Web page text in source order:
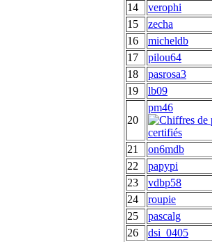
14
verophi
15
zecha
16
micheldb
17
pilou64
18
pasrosa3
19
lb09
20
pm46
21
on6mdb
22
papypi
23
vdbp58
24
roupie
25
pascalg
26
dsi_0405